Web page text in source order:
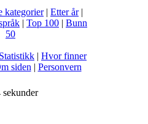
kategorier| Etter år|
| Top 100 | Bunn
50
Statistikk | Hvor finner
siden| Personvern
sekunder